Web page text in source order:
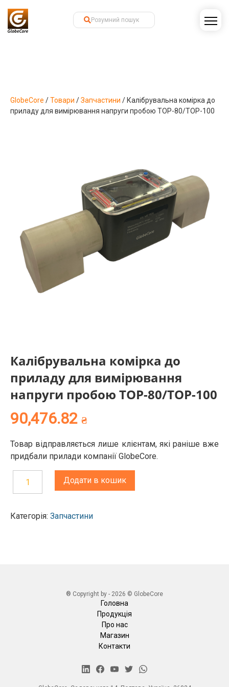
GlobeCore /Товари /Запчастини / Калібрувальна комірка до
приладу для вимірювання напруги пробою ТОР-80/ТОР-100
Калібрувальна комірка до
приладу для вимірювання
напруги пробою ТОР-80/ТОР-100
90,476.82 ₴
Товар відправляється лише клієнтам, які раніше вже
придбали прилади компанії GlobeCore.
Калібрувальна
до
Додати в кошик
Категорія: Запчастини
Головна
Продукція
Про нас
Магазин
Контакти
® Copyright by - 2026 © GlobeCore